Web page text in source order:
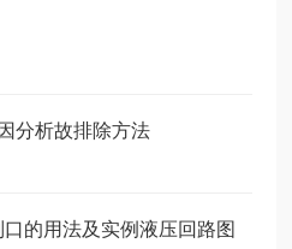
分析故排除方法
的用法及实例液压回路图